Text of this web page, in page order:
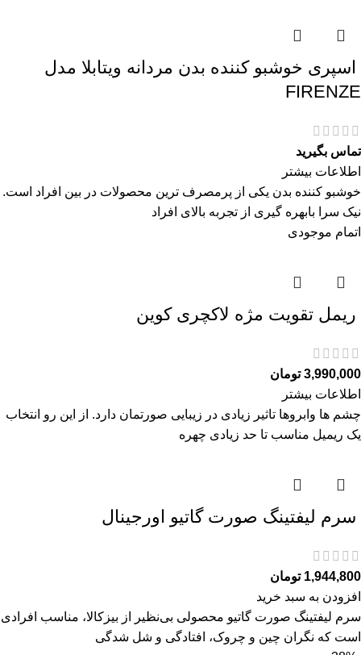
اسپری خوشبو کننده بدن مردانه ویتابلا مدل
FIRENZE
تماس بگیرید
اطلاعات بیشتر
خوشبو کننده بدن یکی از پرمصرف ترین محصولات در بین افراد است.
نیک سرا بابهره گیری از تجربه بالای افراد
اتمام موجودی
ريمل تقويت مژه لاكچری كوين
3,990,000 تومان
اطلاعات بیشتر
چشم ها وابروها تاثیر زیادی در زیبایی صورتمان دارد. از این رو انتخاب
یک ریمیل مناسب تا حد زیادی چهره
سرم ليفتينگ صورت گاتیو اورجینال
1,944,800 تومان
افزودن به سبد خرید
سرم ليفتينگ صورت گاتیو محصولی بی‌نظیر از بیزکالا، مناسب افرادی
است که نگران چین و چروک، افتادگی و شل‌ شدگی